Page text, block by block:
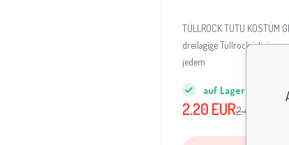
TÜLLROCK TUTU KOSTÜM
dreilagige Tüllrock ist eine
jedem
auf Lager
2.20 EUR2.40